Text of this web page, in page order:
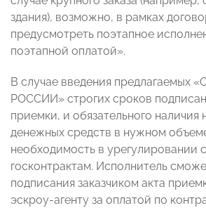
здания), возможно, в рамках
предусмотреть поэтапное
поэтапной оплатой».
В случае введения предлагаемых
РОССИИ» строгих сроков
приемки, и обязательного наличия
денежных средств в нужном
необходимость в урегулировании
госконтрактам. Исполнитель
подписания заказчиком акта
эскроу-агенту за оплатой по